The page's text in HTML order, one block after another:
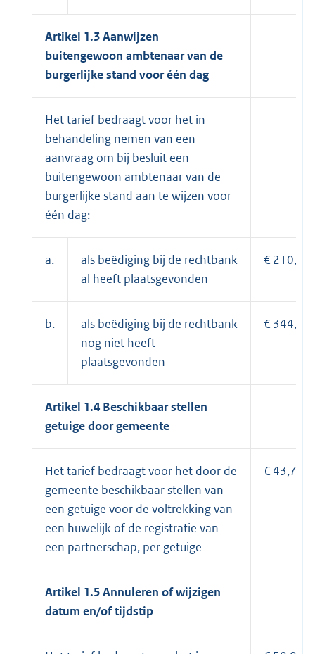
Artikel 1.3 Aanwijzen
buitengewoon ambtenaar van de
burgerlijke stand voor één dag
Het tarief bedraagt voor het in
behandeling nemen van een
aanvraag om bij besluit een
buitengewoon ambtenaar van de
burgerlijke stand aan te wijzen voor
één dag:
a.
als beëdiging bij de rechtbank
al heeft plaatsgevonden
€ 210,70;
b.
als beëdiging bij de rechtbank
nog niet heeft
plaatsgevonden
€ 344,80.
Artikel 1.4 Beschikbaar stellen
getuige door gemeente
Het tarief bedraagt voor het door de
gemeente beschikbaar stellen van
een getuige voor de voltrekking van
een huwelijk of de registratie van
een partnerschap, per getuige
€ 43,70.
Artikel 1.5 Annuleren of wijzigen
datum en/of tijdstip